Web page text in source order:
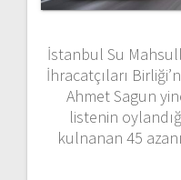
İstanbul Su
İhracatçıları
Ahmet Sagun
listenin
kulnanan 45